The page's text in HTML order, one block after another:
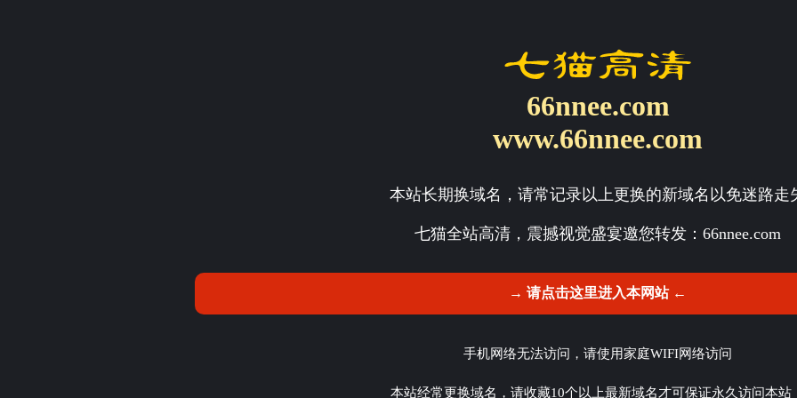
66nnee.com
www.66nnee.com
本站长期换域名，请常记录以上更换的新域名以免迷路走
七猫全站高清，震撼视觉盛宴邀您转发： 66nnee.com
→ 请点击这里进入本网站 ←
手机网络无法访问，请使用家庭WIFI网络访问
本站经常更换域名，请收藏10个以上最新域名才可保证永久访问本站